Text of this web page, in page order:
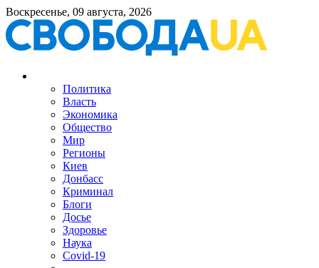
Воскресенье, 09 августа, 2026
Политика
Власть
Экономика
Общество
Мир
Регионы
Киев
Донбасс
Криминал
Блоги
Досье
Здоровье
Наука
Covid-19